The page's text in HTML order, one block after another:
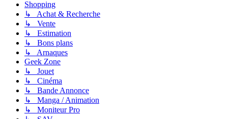
Shopping
↳ Achat & Recherche
↳ Vente
↳ Estimation
↳ Bons plans
↳ Arnaques
Geek Zone
↳ Jouet
↳ Cinéma
↳ Bande Annonce
↳ Manga / Animation
↳ Moniteur Pro